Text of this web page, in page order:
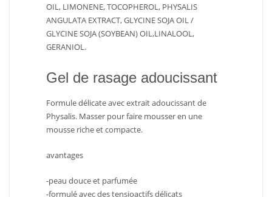
OIL, LIMONENE, TOCOPHEROL, PHYSALIS
ANGULATA EXTRACT, GLYCINE SOJA OIL /
GLYCINE SOJA (SOYBEAN) OIL,LINALOOL,
GERANIOL.
Gel de rasage adoucissant
Formule délicate avec extrait adoucissant de
Physalis. Masser pour faire mousser en une
mousse riche et compacte.
avantages
-peau douce et parfumée
-formulé avec des tensioactifs délicats